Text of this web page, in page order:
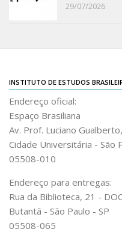
29/07/2026
INSTITUTO DE ESTUDOS
Endereço oficial:
Espaço Brasiliana
Av. Prof. Luciano
Cidade Universitária - São
05508-010
Endereço para entregas:
Rua da Biblioteca, 21 -
Butantã - São Paulo - SP
05508-065